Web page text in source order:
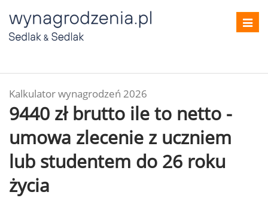
Kalkulator wynagrodzeń 2026
9440 zł brutto ile to netto -
umowa zlecenie z uczniem
lub studentem do 26 roku
życia